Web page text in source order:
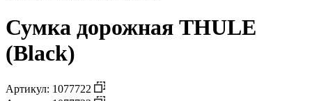
Сумка дорожная THULE
(Black)
Артикул: 1077722